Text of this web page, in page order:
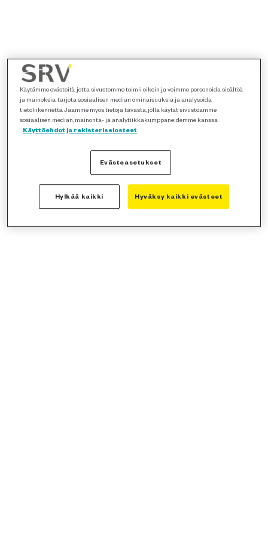
Käytämme evästeitä, jotta sivustomme toimii oikein ja voimme personoida sisältöä
ja mainoksia, tarjota sosiaalisen median ominaisuuksia ja analysoida
tietoliikennettä. Jaamme myös tietoja tavasta, jolla käytät sivustoamme
sosiaalisen median, mainonta- ja analytiikkakumppaneidemme kanssa.
Käyttöehdot ja rekisteriselosteet
Evästeasetukset
Hylkää kaikki Hyväksy kaikki evästeet